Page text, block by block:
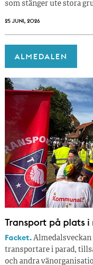
som stänger ute stora
25 JUNI, 2026
ALMEDALEN
Transport på plats
Facket.Almedalsveckan
transportare i parad,
och andra